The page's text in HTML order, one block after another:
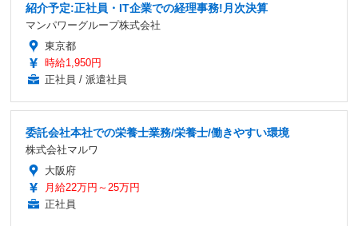
紹介予定:正社員・IT企業での経理事務!月次決算
マンパワーグループ株式会社
東京都
時給1,950円
正社員 / 派遣社員
委託会社本社での栄養士業務/栄養士/働きやすい環境
株式会社マルワ
大阪府
月給22万円～25万円
正社員